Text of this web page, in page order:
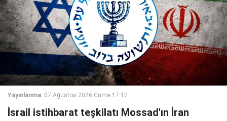
Yayınlanma: 07 Ağustos 2026 Cuma 17:17
İsrail istihbarat teşkilatı Mossad'ın İran